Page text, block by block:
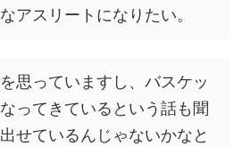
アスリートになりたい。
思っていますし、バスケッ
ってきているという話も聞
せているんじゃないかなと